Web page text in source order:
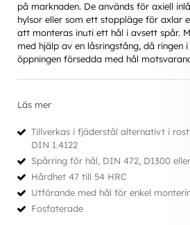
på marknaden. De används för axiell
hylsor eller som ett stoppläge för axlar
att monteras inuti ett hål i avsett spår.
med hjälp av en låsringstång, då ringen i
öppningen försedda med hål
Läs mer
Tillverkas i fjäderstål alternativt i
DIN 1.4122
Spårring för hål, DIN 472, D1300
Hårdhet 47 till 54 HRC
Utförande med hål för enkel
Fosfaterade